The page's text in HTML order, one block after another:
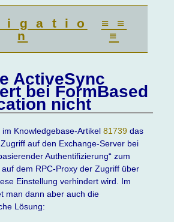
i g a t i o
n
≡ ≡
≡
ActiveSync
bei FormBased
nicht
im Knowledgebase-Artikel81739 das
auf den Exchange-Server bei
Authentifizierung“ zum
dem RPC-Proxy der Zugriff über
Einstellung verhindert wird. Im
man dann aber auch die
Lösung: